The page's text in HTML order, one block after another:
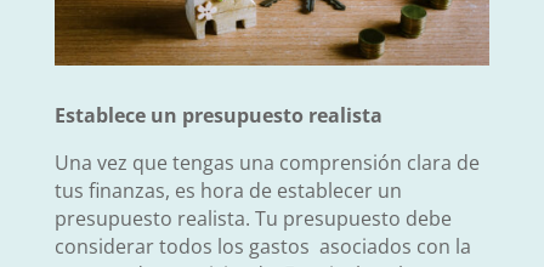
Establece un presupuesto realista
Una vez que tengas una comprensión clara de
tus finanzas, es hora de establecer un
presupuesto realista. Tu presupuesto debe
considerar todos los gastos asociados con la